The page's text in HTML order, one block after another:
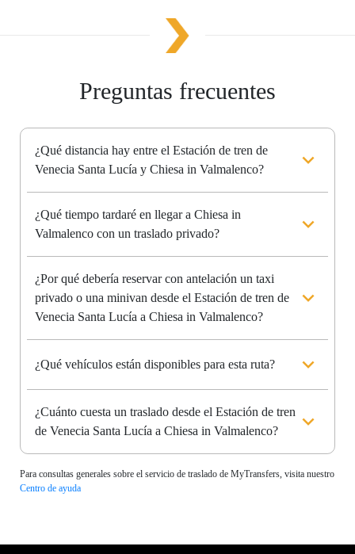
Preguntas frecuentes
¿Qué distancia hay entre el Estación de tren de
Venecia Santa Lucía y Chiesa in Valmalenco?
¿Qué tiempo tardaré en llegar a Chiesa in
Valmalenco con un traslado privado?
¿Por qué debería reservar con antelación un taxi
privado o una minivan desde el Estación de tren de
Venecia Santa Lucía a Chiesa in Valmalenco?
¿Qué vehículos están disponibles para esta ruta?
¿Cuánto cuesta un traslado desde el Estación de tren
de Venecia Santa Lucía a Chiesa in Valmalenco?
Para consultas generales sobre el servicio de traslado de MyTransfers, visita nuestro
Centro de ayuda